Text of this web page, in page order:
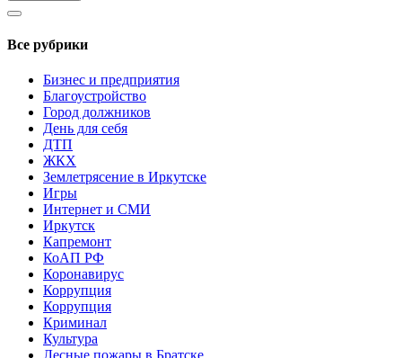
Все рубрики
Бизнес и предприятия
Благоустройство
Город должников
День для себя
ДТП
ЖКХ
Землетрясение в Иркутске
Игры
Интернет и СМИ
Иркутск
Капремонт
КоАП РФ
Коронавирус
Коррупция
Коррупция
Криминал
Культура
Лесные пожары в Братске